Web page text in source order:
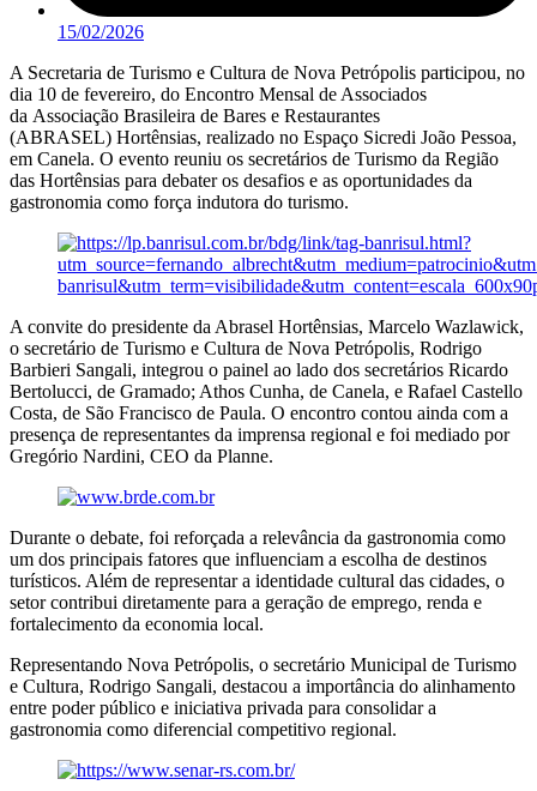
15/02/2026
A Secretaria de Turismo e Cultura de Nova Petrópolis participou, no
dia 10 de fevereiro, do Encontro Mensal de Associados
da Associação Brasileira de Bares e Restaurantes
(ABRASEL) Hortênsias, realizado no Espaço Sicredi João Pessoa,
em Canela. O evento reuniu os secretários de Turismo da Região
das Hortênsias para debater os desafios e as oportunidades da
gastronomia como força indutora do turismo.
A convite do presidente da Abrasel Hortênsias, Marcelo Wazlawick,
o secretário de Turismo e Cultura de Nova Petrópolis, Rodrigo
Barbieri Sangali, integrou o painel ao lado dos secretários Ricardo
Bertolucci, de Gramado; Athos Cunha, de Canela, e Rafael Castello
Costa, de São Francisco de Paula. O encontro contou ainda com a
presença de representantes da imprensa regional e foi mediado por
Gregório Nardini, CEO da Planne.
Durante o debate, foi reforçada a relevância da gastronomia como
um dos principais fatores que influenciam a escolha de destinos
turísticos. Além de representar a identidade cultural das cidades, o
setor contribui diretamente para a geração de emprego, renda e
fortalecimento da economia local.
Representando Nova Petrópolis, o secretário Municipal de Turismo
e Cultura, Rodrigo Sangali, destacou a importância do alinhamento
entre poder público e iniciativa privada para consolidar a
gastronomia como diferencial competitivo regional.